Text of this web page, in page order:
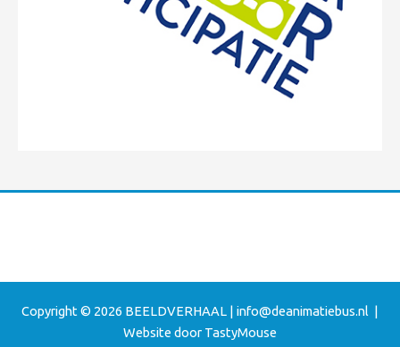
Copyright © 2026 BEELDVERHAAL | info@deanimatiebus.nl |
Website door TastyMouse